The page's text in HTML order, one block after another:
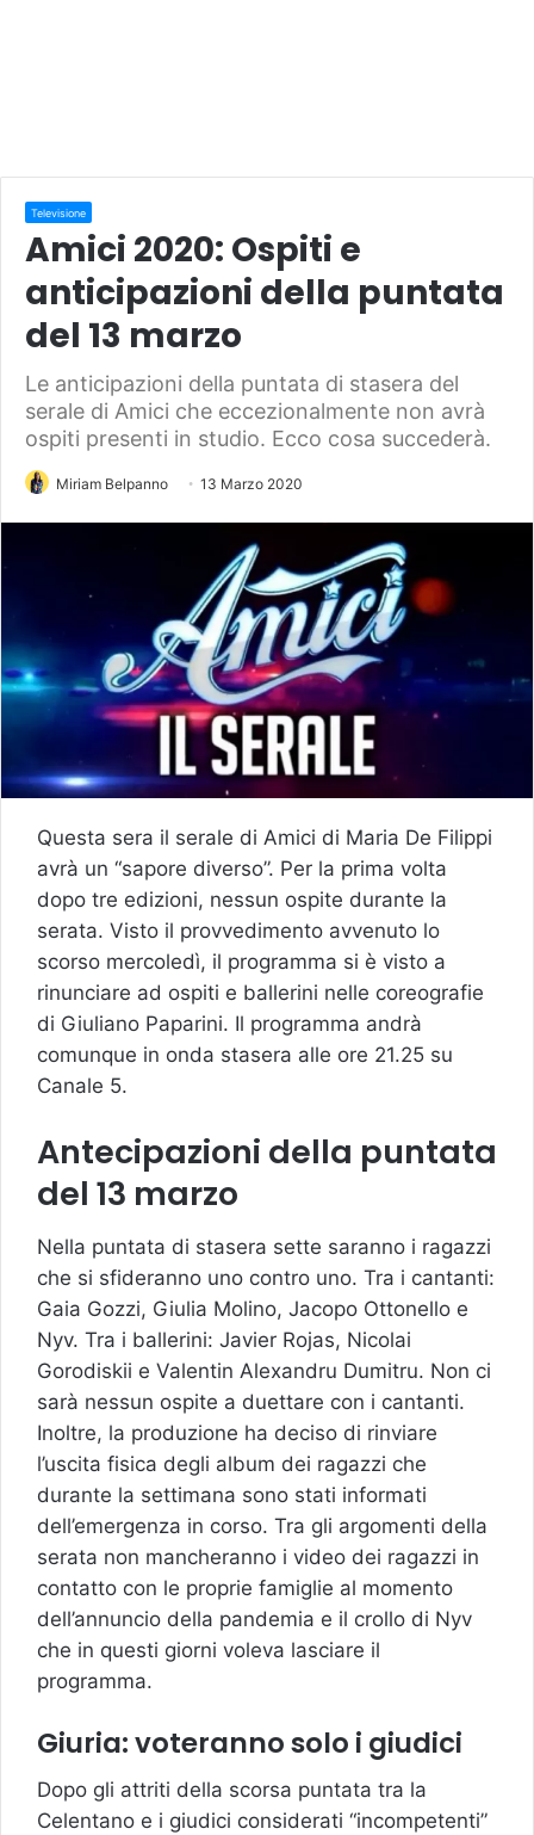
Televisione
Amici 2020: Ospiti e
anticipazioni della puntata
del 13 marzo
Le anticipazioni della puntata di stasera del
serale di Amici che eccezionalmente non avrà
ospiti presenti in studio. Ecco cosa succederà.
Miriam Belpanno 13 Marzo 2020
Questa sera il serale di Amici di Maria De Filippi
avrà un “sapore diverso”. Per la prima volta
dopo tre edizioni, nessun ospite durante la
serata. Visto il provvedimento avvenuto lo
scorso mercoledì, il programma si è visto a
rinunciare ad ospiti e ballerini nelle coreografie
di Giuliano Paparini. Il programma andrà
comunque in onda stasera alle ore 21.25 su
Canale 5.
Antecipazioni della puntata
del 13 marzo
Nella puntata di stasera sette saranno i ragazzi
che si sfideranno uno contro uno. Tra i cantanti:
Gaia Gozzi, Giulia Molino, Jacopo Ottonello e
Nyv. Tra i ballerini: Javier Rojas, Nicolai
Gorodiskii e Valentin Alexandru Dumitru. Non ci
sarà nessun ospite a duettare con i cantanti.
Inoltre, la produzione ha deciso di rinviare
l’uscita fisica degli album dei ragazzi che
durante la settimana sono stati informati
dell’emergenza in corso. Tra gli argomenti della
serata non mancheranno i video dei ragazzi in
contatto con le proprie famiglie al momento
dell’annuncio della pandemia e il crollo di Nyv
che in questi giorni voleva lasciare il
programma.
Giuria: voteranno solo i giudici
Dopo gli attriti della scorsa puntata tra la
Celentano e i giudici considerati “incompetenti”